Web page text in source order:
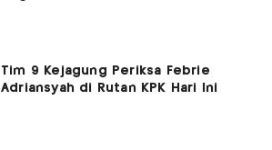
Tim 9 Kejagung Periksa Febrie
Adriansyah di Rutan KPK Hari Ini